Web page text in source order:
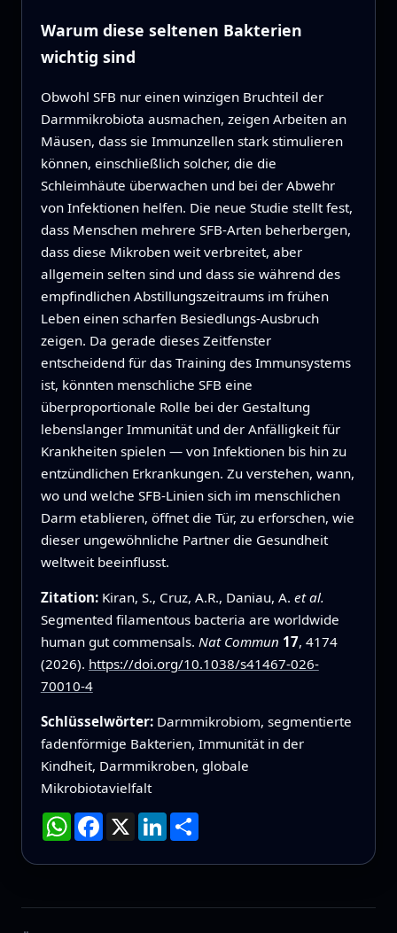
Warum diese seltenen Bakterien
wichtig sind
Obwohl SFB nur einen winzigen Bruchteil der
Darmmikrobiota ausmachen, zeigen Arbeiten an
Mäusen, dass sie Immunzellen stark stimulieren
können, einschließlich solcher, die die
Schleimhäute überwachen und bei der Abwehr
von Infektionen helfen. Die neue Studie stellt fest,
dass Menschen mehrere SFB‑Arten beherbergen,
dass diese Mikroben weit verbreitet, aber
allgemein selten sind und dass sie während des
empfindlichen Abstillungszeitraums im frühen
Leben einen scharfen Besiedlungs‑Ausbruch
zeigen. Da gerade dieses Zeitfenster
entscheidend für das Training des Immunsystems
ist, könnten menschliche SFB eine
überproportionale Rolle bei der Gestaltung
lebenslanger Immunität und der Anfälligkeit für
Krankheiten spielen — von Infektionen bis hin zu
entzündlichen Erkrankungen. Zu verstehen, wann,
wo und welche SFB‑Linien sich im menschlichen
Darm etablieren, öffnet die Tür, zu erforschen, wie
dieser ungewöhnliche Partner die Gesundheit
weltweit beeinflusst.
Zitation: Kiran, S., Cruz, A.R., Daniau, A. et al.
Segmented filamentous bacteria are worldwide
human gut commensals. Nat Commun 17, 4174
(2026). https://doi.org/10.1038/s41467-026-
70010-4
Schlüsselwörter: Darmmikrobiom, segmentierte
fadenförmige Bakterien, Immunität in der
Kindheit, Darmmikroben, globale
Mikrobiotavielfalt
WhatsApp
Facebook
X LinkedInTeilen